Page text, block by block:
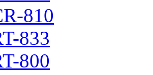
810
833
800